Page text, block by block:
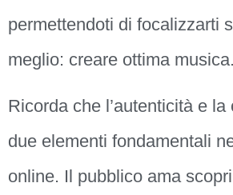
permettendoti di focalizzarti
meglio: creare ottima musica.
Ricorda che l’autenticità e
due elementi fondamentali
online. Il pubblico ama